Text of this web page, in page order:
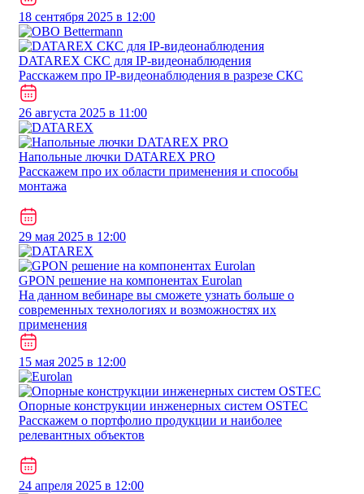
18 сентября 2025 в 12:00
DATAREX СКС для IP-видеонаблюдения
Расскажем про IP-видеонаблюдения в разрезе СКС
26 августа 2025 в 11:00
Напольные лючки DATAREX PRO
Расскажем про их области применения и способы
монтажа
29 мая 2025 в 12:00
GPON решение на компонентах Eurolan
На данном вебинаре вы сможете узнать больше о
современных технологиях и возможностях их
применения
15 мая 2025 в 12:00
Опорные конструкции инженерных систем OSTEC
Расскажем о портфолио продукции и наиболее
релевантных объектов
24 апреля 2025 в 12:00